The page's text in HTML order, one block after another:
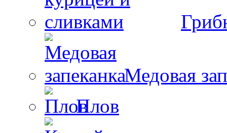
Медовая
Плов